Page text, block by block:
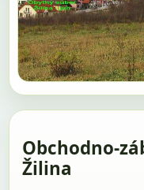
Obchodno-
Žilina